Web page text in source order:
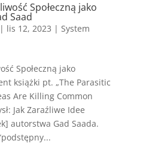
Społeczną jako
Saad
| lis 12, 2023 | System
Społeczną jako
książki pt. „The Parasitic
Are Killing Common
Jak Zaraźliwe Idee
autorstwa Gad Saada.